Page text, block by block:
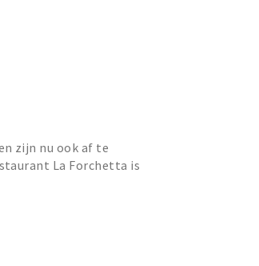
zijn nu ook af te
La Forchetta is